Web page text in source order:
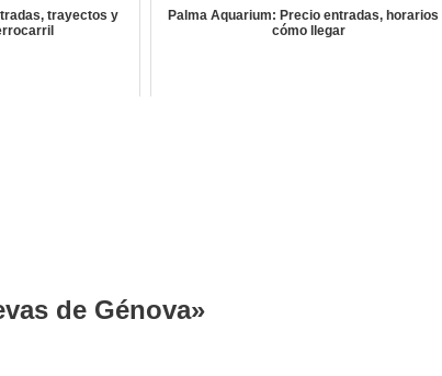
trayectos y
Palma Aquarium: Precio entradas, horarios
cómo llegar
de Génova»